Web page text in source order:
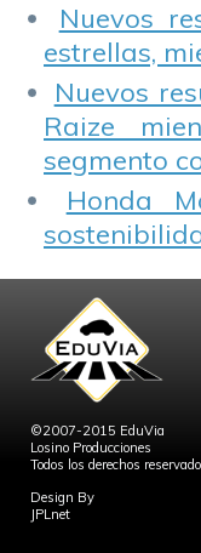
Nuevos
estrellas,
Nuevos
Raize
segmento
Honda
©2007-2015 EduVia
Losino Producciones
Todos los derechos
Design By
JPLnet